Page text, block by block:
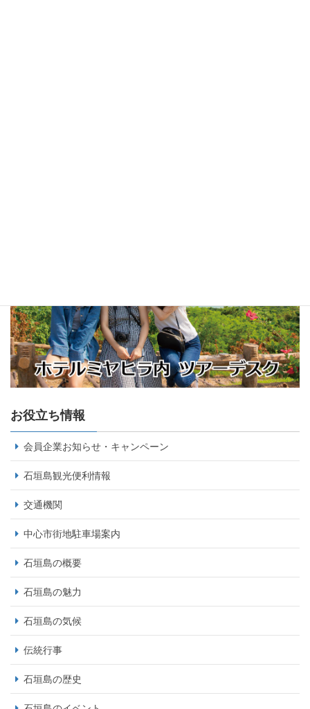
お役立ち情報
会員企業お知らせ・キャンペーン
石垣島観光便利情報
交通機関
中心市街地駐車場案内
石垣島の概要
石垣島の魅力
石垣島の気候
伝統行事
石垣島の歴史